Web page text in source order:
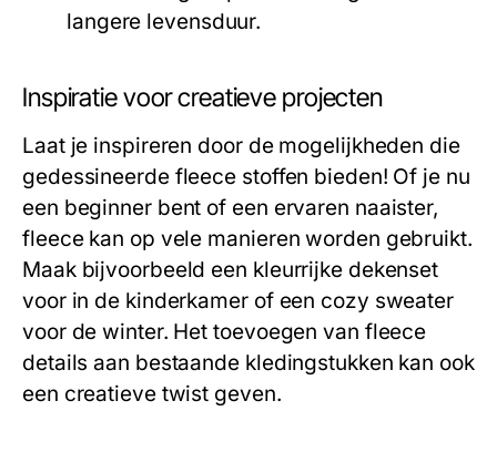
langere levensduur.
Inspiratie voor creatieve projecten
Laat je inspireren door de mogelijkheden die
gedessineerde fleece stoffen bieden! Of je nu
een beginner bent of een ervaren naaister,
fleece kan op vele manieren worden gebruikt.
Maak bijvoorbeeld een kleurrijke dekenset
voor in de kinderkamer of een cozy sweater
voor de winter. Het toevoegen van fleece
details aan bestaande kledingstukken kan ook
een creatieve twist geven.